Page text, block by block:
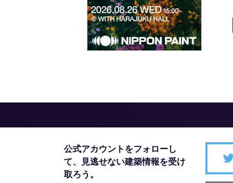
公式アカウントをフォローし
て、
見逃せない建築情報を受け
取ろう。